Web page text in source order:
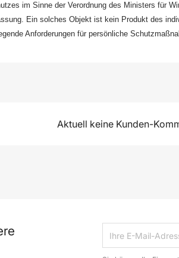
im Sinne der Verordnung des Ministers für
Ein solches Objekt ist kein Produkt des
Anforderungen für persönliche
Aktuell keine Kunden-